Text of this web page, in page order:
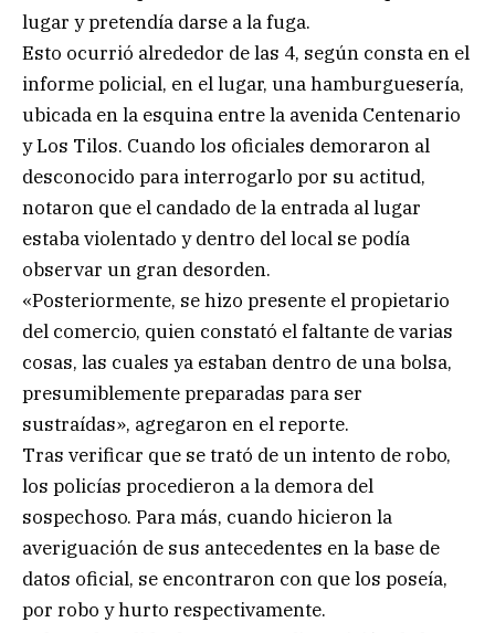
lugar y pretendía darse a la fuga.
Esto ocurrió alrededor de las 4, según consta en el
informe policial, en el lugar, una hamburguesería,
ubicada en la esquina entre la avenida Centenario
y Los Tilos. Cuando los oficiales demoraron al
desconocido para interrogarlo por su actitud,
notaron que el candado de la entrada al lugar
estaba violentado y dentro del local se podía
observar un gran desorden.
«Posteriormente, se hizo presente el propietario
del comercio, quien constató el faltante de varias
cosas, las cuales ya estaban dentro de una bolsa,
presumiblemente preparadas para ser
sustraídas», agregaron en el reporte.
Tras verificar que se trató de un intento de robo,
los policías procedieron a la demora del
sospechoso. Para más, cuando hicieron la
averiguación de sus antecedentes en la base de
datos oficial, se encontraron con que los poseía,
por robo y hurto respectivamente.